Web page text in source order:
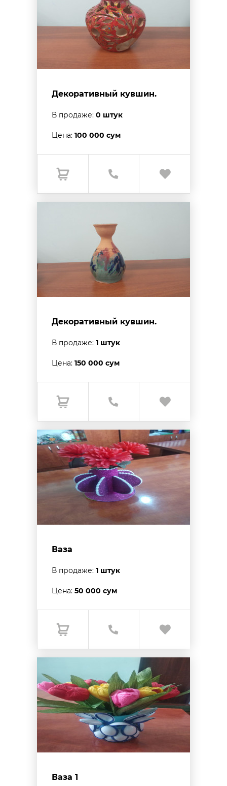
Декоративный кувшин.
В продаже: 0 штук
Цена: 100 000 сум
Декоративный кувшин.
В продаже: 1 штук
Цена: 150 000 сум
Ваза
В продаже: 1 штук
Цена: 50 000 сум
Ваза 1